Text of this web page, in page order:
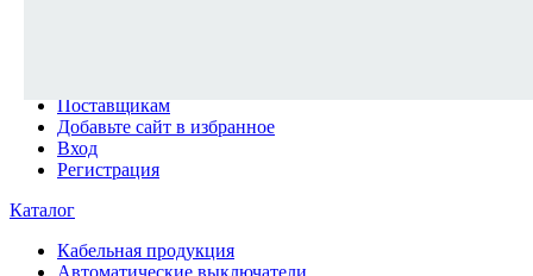
Поставщикам
Добавьте сайт в избранное
Вход
Регистрация
Каталог
Кабельная продукция
Автоматические выключатели